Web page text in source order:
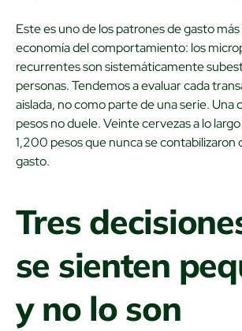
Este es uno de los patrones de gasto
economía del comportamiento: los
recurrentes son sistemáticamente
personas. Tendemos a evaluar cada
aislada, no como parte de una serie. Una
pesos no duele. Veinte cervezas a lo
1,200 pesos que nunca se contabilizaron
gasto.
Tres
se sienten
y no lo son